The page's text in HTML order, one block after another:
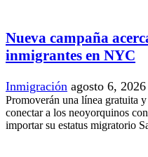
Nueva campaña
inmigrantes en NYC
Inmigración agosto 6, 2026
Promoverán una línea gratuita
conectar a los neoyorquinos
importar su estatus migratorio